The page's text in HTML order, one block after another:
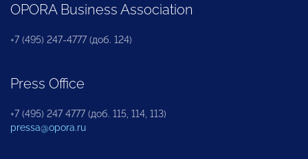
OPORA Business Association
+7 (495) 247-4777 (доб. 124)
Press Office
+7 (495) 247 4777 (доб. 115, 114, 113)
pressa@opora.ru